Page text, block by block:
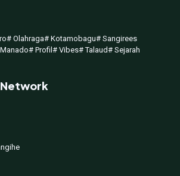
# Olahraga# Kotamobagu# Sangirees
# Profil # Vibes# Talaud# Sejarah
Network